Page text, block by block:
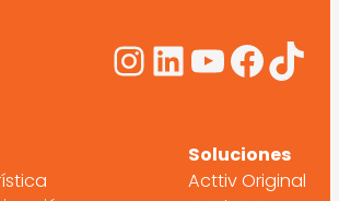
Instagram
LinkedIn
Soluciones
Acttiv Original